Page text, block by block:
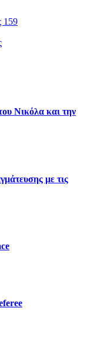
Νικόλα και την
με τις